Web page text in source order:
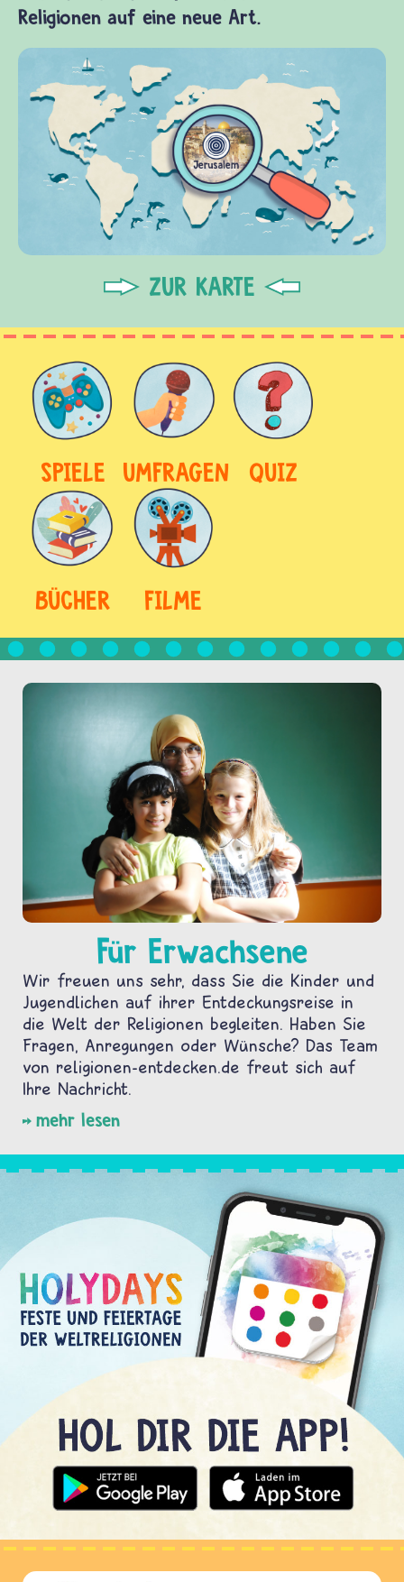
Religionen auf eine neue Art.
ZUR KARTE
SPIELE UMFRAGEN QUIZ
BÜCHER FILME
Für Erwachsene
Wir freuen uns sehr, dass Sie die Kinder und
Jugendlichen auf ihrer Entdeckungsreise in
die Welt der Religionen begleiten. Haben Sie
Fragen, Anregungen oder Wünsche? Das Team
von religionen-entdecken.de freut sich auf
Ihre Nachricht.
mehr lesen